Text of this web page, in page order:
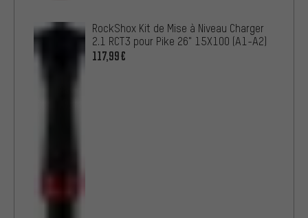
RockShox Kit de Mise à Niveau Charger
2.1 RCT3 pour Pike 26" 15X100 (A1-A2)
117,99€